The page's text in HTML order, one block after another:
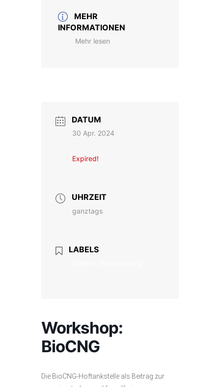
MEHR
INFORMATIONEN
Mehr lesen
DATUM
30 Apr. 2024
Expired!
UHRZEIT
ganztags
LABELS
Workshop:
BioCNG
Die BioCNG-Hoftankstelle als Beitrag zur